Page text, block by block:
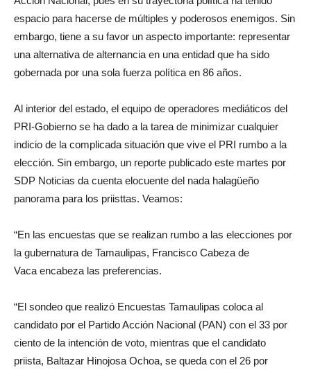
espacio para hacerse de múltiples y poderosos enemigos. Sin
embargo, tiene a su favor un aspecto importante: representar
una alternativa de alternancia en una entidad que ha sido
gobernada por una sola fuerza política en 86 años.
Al interior del estado, el equipo de operadores mediáticos del
PRI-Gobierno se ha dado a la tarea de minimizar cualquier
indicio de la complicada situación que vive el PRI rumbo a la
elección. Sin embargo, un reporte publicado este martes por
SDP Noticias da cuenta elocuente del nada halagüeño
panorama para los priisttas. Veamos:
“En las encuestas que se realizan rumbo a las elecciones por
la gubernatura de Tamaulipas, Francisco Cabeza de
Vaca encabeza las preferencias.
“El sondeo que realizó Encuestas Tamaulipas coloca al
candidato por el Partido Acción Nacional (PAN) con el 33 por
ciento de la intención de voto, mientras que el candidato
priista, Baltazar Hinojosa Ochoa, se queda con el 26 por